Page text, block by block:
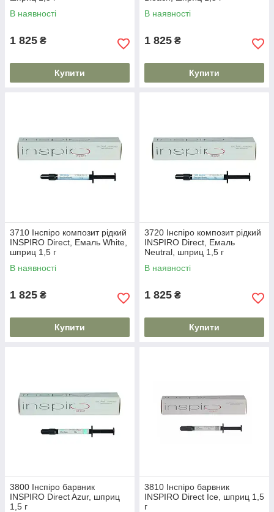
В наявності
1 825 ₴
Купити
В наявності
1 825 ₴
Купити
3710 Інспіро композит рідкий
INSPIRO Direct, Емаль White,
шприц 1,5 г
В наявності
1 825 ₴
Купити
3720 Інспіро композит рідкий
INSPIRO Direct, Емаль
Neutral, шприц 1,5 г
В наявності
1 825 ₴
Купити
3800 Інспіро барвник
INSPIRO Direct Azur, шприц
1,5 г
3810 Інспіро барвник
INSPIRO Direct Ice, шприц 1,5
г